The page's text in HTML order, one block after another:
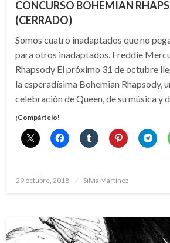
CONCURSO BOHEMIAN
(CERRADO)
Somos cuatro inadaptados que no
para otros inadaptados. Freddie
Rhapsody El próximo 31 de octubre
la esperadísima Bohemian Rhapsody,
celebración de Queen, de su música y
¡Compártelo!
Publicado
29 octubre, 2018 Silvia Martínez